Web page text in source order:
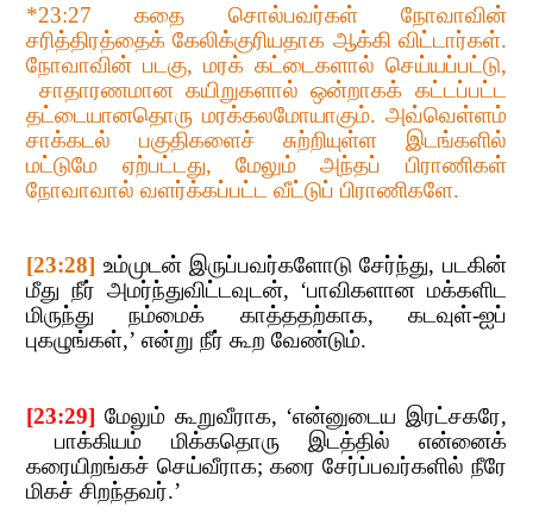
*23:27 ​​ கதை​​ சொல்பவர்கள் நோவாவின்
சரித்திரத்தைக் கேலிக்குரியதாக ஆக்கி விட்டார்கள்.
நோவாவின் படகு,​​மரக் கட்டைகளால் செய்யப்பட்டு,​​
சாதாரணமான கயிறுகளால் ஒன்றாகக் கட்டப்பட்ட
தட்டையானதொரு மரக்கலமோயாகும். அவ்வெள்ளம்
சாக்கடல் பகுதிகளைச் சுற்றியுள்ள இடங்களில்
மட்டுமே ஏற்பட்டது, ​​மேலும் அந்தப் பிராணிகள்
நோவாவால் வளர்க்கப்பட்ட வீட்டுப் பிராணிகளே.
[23:28] உம்முடன் இருப்பவர்களோடு சேர்ந்து,​​ படகின்
மீது நீர் அமர்ந்துவிட்டவுடன், ‘பாவிகளான மக்களிட
மிருந்து நம்மைக் காத்ததற்காக,​​ கடவுள்-ஐப்
புகழுங்கள்,’​​என்று நீர் கூற வேண்டும்.
[23:29]​​ மேலும் கூறுவீராக, ‘என்னுடைய இரட்சகரே,​​
பாக்கியம் மிக்கதொரு இடத்தில் என்னைக்
கரையிறங்கச் செய்வீராக;​​கரை சேர்ப்பவர்களில் நீரே
மிகச் சிறந்தவர்.’